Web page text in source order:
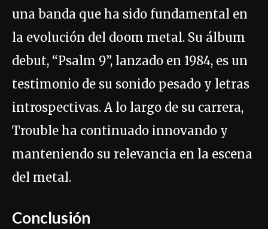
una banda que ha sido fundamental en
la evolución del doom metal. Su álbum
debut, “Psalm 9”, lanzado en 1984, es un
testimonio de su sonido pesado y letras
introspectivas. A lo largo de su carrera,
Trouble ha continuado innovando y
manteniendo su relevancia en la escena
del metal.
Conclusión